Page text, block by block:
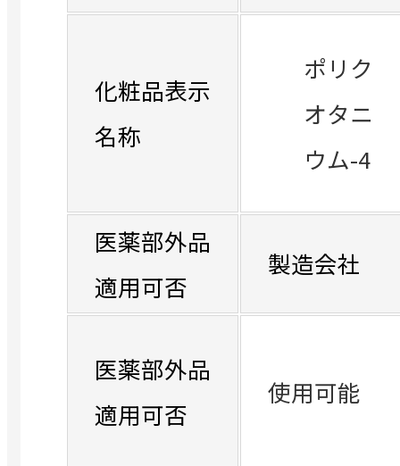
化粧品表示
名称
ポリク
オタニ
ウム-4
医薬部外品
適用可否
製造会社
医薬部外品
適用可否
使用可能